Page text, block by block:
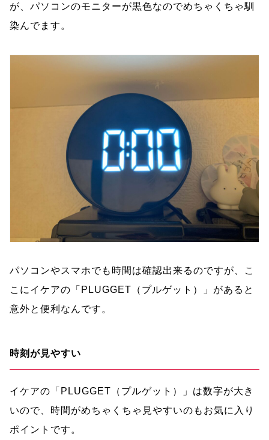
が、パソコンのモニターが黒色なのでめちゃくちゃ馴
染んでます。
パソコンやスマホでも時間は確認出来るのですが、こ
こにイケアの「PLUGGET（プルゲット）」があると
意外と便利なんです。
時刻が見やすい
イケアの「PLUGGET（プルゲット）」は数字が大き
いので、時間がめちゃくちゃ見やすいのもお気に入り
ポイントです。